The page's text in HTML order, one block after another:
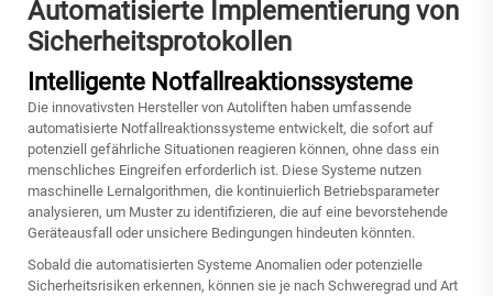
Automatisierte Implementierung von
Sicherheitsprotokollen
Intelligente Notfallreaktionssysteme
Die innovativsten Hersteller von Autoliften haben umfassende
automatisierte Notfallreaktionssysteme entwickelt, die sofort auf
potenziell gefährliche Situationen reagieren können, ohne dass ein
menschliches Eingreifen erforderlich ist. Diese Systeme nutzen
maschinelle Lernalgorithmen, die kontinuierlich Betriebsparameter
analysieren, um Muster zu identifizieren, die auf eine bevorstehende
Geräteausfall oder unsichere Bedingungen hindeuten könnten.
Sobald die automatisierten Systeme Anomalien oder potenzielle
Sicherheitsrisiken erkennen, können sie je nach Schweregrad und Art